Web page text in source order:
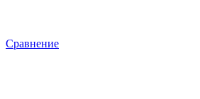
Сравнение